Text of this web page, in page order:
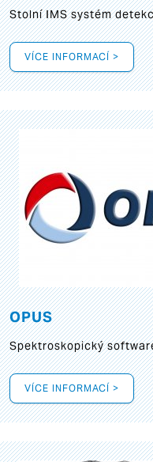
Stolní IMS systém
VÍCE INFORMACÍ >
OPUS
Spektroskopický
VÍCE INFORMACÍ >